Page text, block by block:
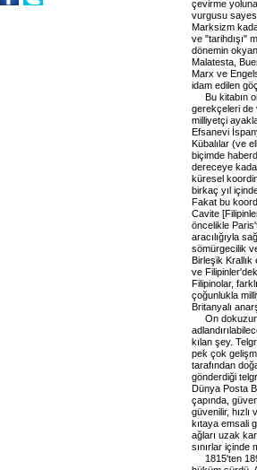
çevirme
vurgusu
Marksizm
ve "tarihdışı"
dönemin
Malatesta,
Marx ve
idam edilen
Bu kitabın
gerekçeleri de
milliyetçi
Efsanevi
Kübalılar (ve
biçimde
dereceye
küresel
birkaç yıl
Fakat bu
Cavite
öncelikle
aracılığıyla
sömürgecilik
Birleşik Krallık
ve
Filipinolar,
çoğunlukla
Britanyalı
On
kılan şey.
pek çok
tarafından
gönderdiği
Dünya Posta
çapında,
güvenilir,
kıtaya emsali
ağları uzak
sınırlar içinde
1815'ten